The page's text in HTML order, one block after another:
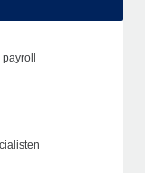
payroll